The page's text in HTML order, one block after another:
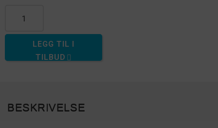
LEGG TIL I
TILBUD
BESKRIVELSE